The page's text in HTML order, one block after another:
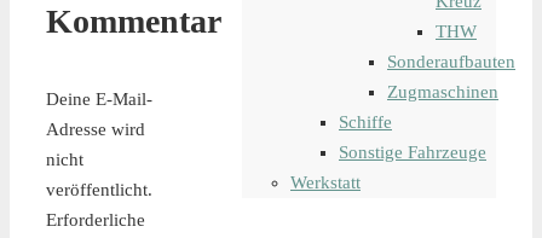
Kommentar
Deine E-Mail-
Adresse wird
nicht
veröffentlicht.
Erforderliche
THW
Sonderaufbauten
Zugmaschinen
Schiffe
Sonstige Fahrzeuge
Werkstatt